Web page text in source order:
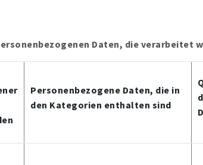
Daten, die verarbeitet
Personenbezogene Daten, die in
den Kategorien enthalten sind